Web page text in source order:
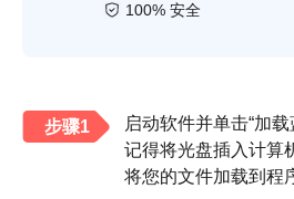
100% 安全
步骤1
启动软件并单击“加载
记得将光盘插入计算
将您的文件加载到程